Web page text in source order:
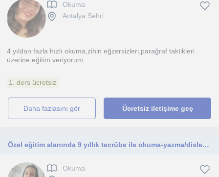
Okuma
Antalya Sehri
4 yıldan fazla hızlı okuma,zihin eğzersizleri,parağraf taktikleri
üzerine eğitim veriyorum.
1. ders ücretsiz
daha fazlasını gör Ücretsiz iletişime geç
Özel eğitim alanında 9 yıllık tecrübe ile okuma-yazma/disleksi/DEHB/otizm ile çalışmalar
Okuma